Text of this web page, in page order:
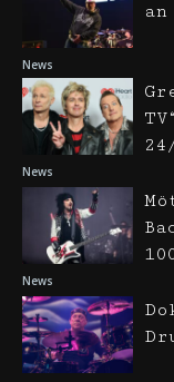
News
News
News